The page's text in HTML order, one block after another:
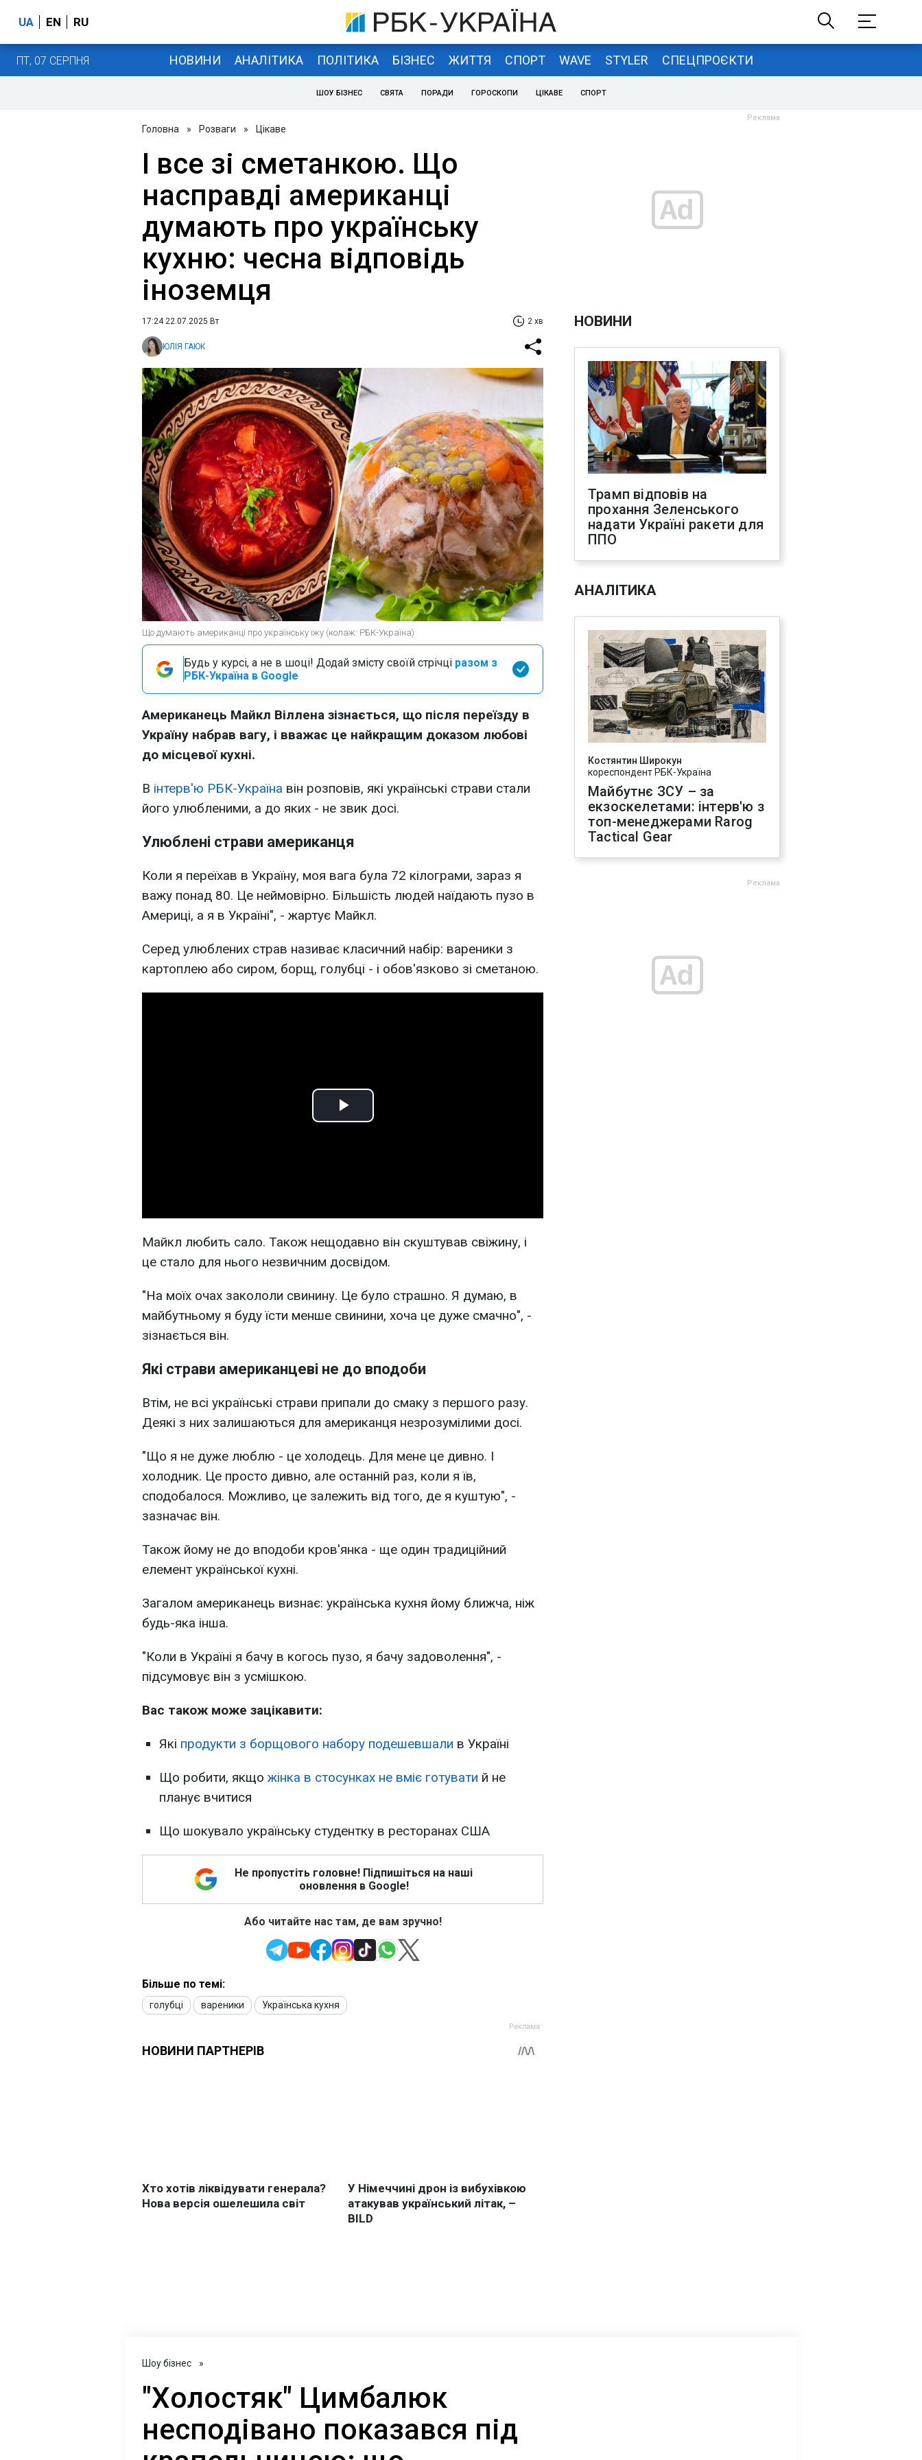
UA EN RU
ПТ, 07 СЕРПНЯ НОВИНИ АНАЛІТИКА ПОЛІТИКА БІЗНЕС ЖИТТЯ СПОРТ WAVE STYLER СПЕЦПРОЄКТИ
ШОУ БІЗНЕС СВЯТА ПОРАДИ ГОРОСКОПИ ЦІКАВЕ СПОРТ
Головна » Розваги » Цікаве
І все зі сметанкою. Що
насправді американці
думають про українську
кухню: чесна відповідь
іноземця
17:24 22.07.2025 Вт 2 хв
ЮЛІЯ ГАЮК
Що думають американці про українську їжу (колаж: РБК-Україна)
Будь у курсі, а не в шоці! Додай змісту своїй стрічці разом з
РБК-Україна в Google
Американець Майкл Віллена зізнається, що після переїзду в
Україну набрав вагу, і вважає це найкращим доказом любові
до місцевої кухні.
В інтерв'ю РБК-Україна він розповів, які українські страви стали
його улюбленими, а до яких - не звик досі.
Улюблені страви американця
Коли я переїхав в Україну, моя вага була 72 кілограми, зараз я
важу понад 80. Це неймовірно. Більшість людей наїдають пузо в
Америці, а я в Україні", - жартує Майкл.
Серед улюблених страв називає класичний набір: вареники з
картоплею або сиром, борщ, голубці - і обов'язково зі сметаною.
Play
Майкл любить сало. Також нещодавно він скуштував свіжину, і
це стало для нього незвичним досвідом.
"На моїх очах закололи свинину. Це було страшно. Я думаю, в
майбутньому я буду їсти менше свинини, хоча це дуже смачно", -
зізнається він.
Які страви американцеві не до вподоби
Втім, не всі українські страви припали до смаку з першого разу.
Деякі з них залишаються для американця незрозумілими досі.
"Що я не дуже люблю - це холодець. Для мене це дивно. І
холодник. Це просто дивно, але останній раз, коли я їв,
сподобалося. Можливо, це залежить від того, де я куштую", -
зазначає він.
Також йому не до вподоби кров'янка - ще один традиційний
елемент української кухні.
Загалом американець визнає: українська кухня йому ближча, ніж
будь-яка інша.
"Коли в Україні я бачу в когось пузо, я бачу задоволення", -
підсумовує він з усмішкою.
Вас також може зацікавити:
Які продукти з борщового набору подешевшали в Україні
Що робити, якщо жінка в стосунках не вміє готувати й не
планує вчитися
Що шокувало українську студентку в ресторанах США
Не пропустіть головне! Підпишіться на наші
оновлення в Google!
Або читайте нас там, де вам зручно!
Більше по темі:
голубці вареники Українська кухня
НОВИНИ
Трамп відповів на
прохання Зеленського
надати Україні ракети для
ППО
АНАЛІТИКА
Костянтин Широкун
кореспондент РБК-Україна
Майбутнє ЗСУ – за
екзоскелетами: інтерв'ю з
топ-менеджерами Rarog
Tactical Gear
Шоу бізнес »
"Холостяк" Цимбалюк
несподівано показався під